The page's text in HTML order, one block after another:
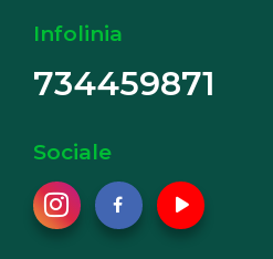
Infolinia
734459871
Sociale